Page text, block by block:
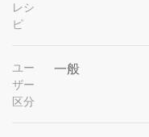
レシ
ピ
ユー
ザー
区分
一般